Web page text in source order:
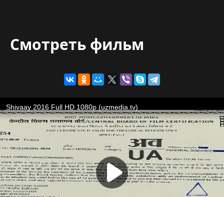
Смотреть фильм